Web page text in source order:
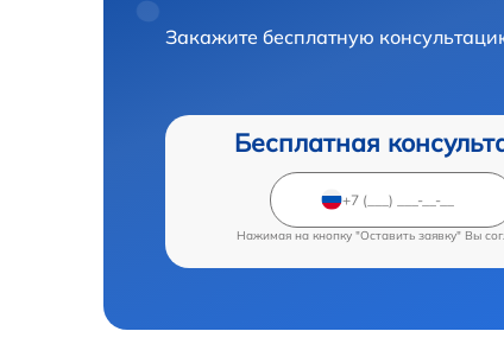
Закажите бесплатную
Бесплатная
Нажимая на кнопку "Оставить заявку" Вы